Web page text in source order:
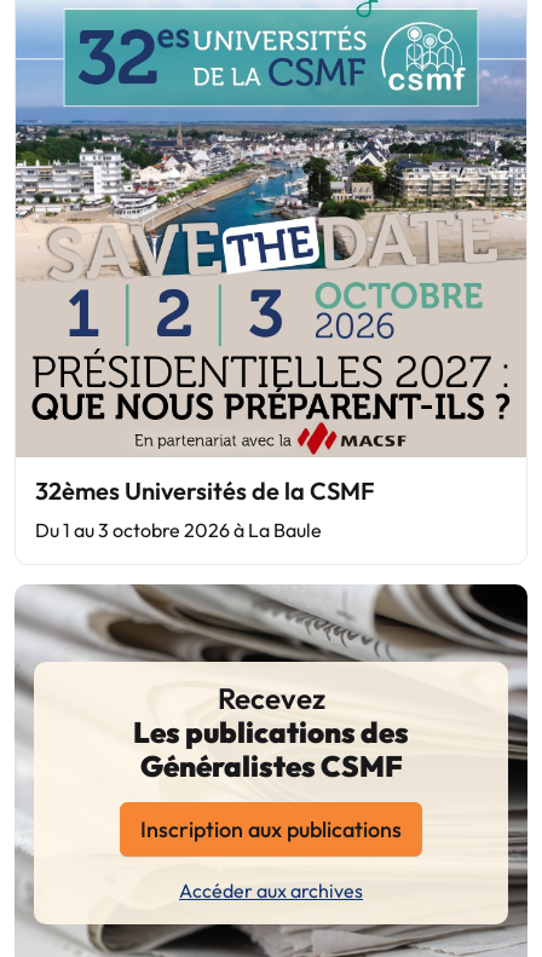
32èmes Universités de la CSMF
Du 1 au 3 octobre 2026 à La Baule
Recevez
Les publications des
Généralistes CSMF
Inscription aux publications
Accéder aux archives